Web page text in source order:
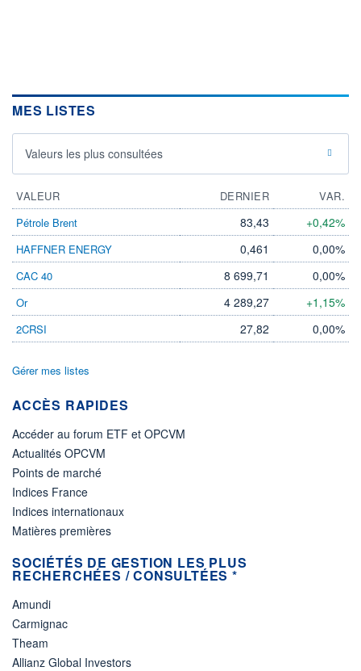
MES LISTES
Valeurs les plus consultées
VALEUR DERNIER
VAR.
Pétrole Brent
83,43 +0,42%
HAFFNER ENERGY 0,461 0,00%
CAC 40 8 699,71 0,00%
Or 4 289,27 +1,15%
2CRSI 27,82 0,00%
Gérer mes listes
ACCÈS RAPIDES
Accéder au forum ETF et OPCVM
Actualités OPCVM
Points de marché
Indices France
Indices internationaux
Matières premières
SOCIÉTÉS DE GESTION LES PLUS
RECHERCHÉES / CONSULTÉES *
Amundi
Carmignac
Theam
Allianz Global Investors